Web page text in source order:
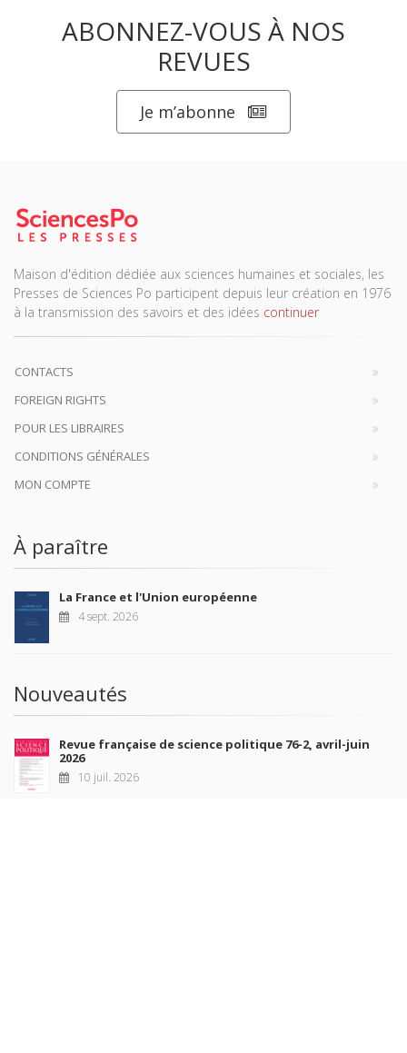
ABONNEZ-VOUS À NOS
REVUES
Je m’abonne
Maison d'édition dédiée aux sciences humaines et sociales, les
Presses de Sciences Po participent depuis leur création en 1976
à la transmission des savoirs et des idées continuer
CONTACTS
FOREIGN RIGHTS
POUR LES LIBRAIRES
CONDITIONS GÉNÉRALES
MON COMPTE
À paraître
La France et l'Union européenne
4 sept. 2026
Nouveautés
Revue française de science politique 76-2, avril-juin
2026
10 juil. 2026